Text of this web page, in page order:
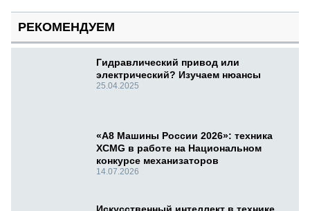
РЕКОМЕНДУЕМ
Гидравлический привод или
электрический? Изучаем нюансы
25.04.2025
«А8 Машины России 2026»: техника
XCMG в работе на Национальном
конкурсе механизаторов
14.07.2026